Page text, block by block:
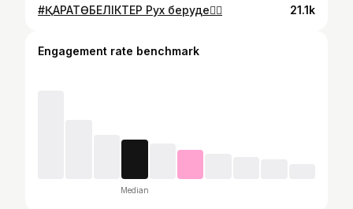
#ҚАРАТӨБЕЛІКТЕР Рух беруде✊🏻 21.1k
Engagement rate benchmark
Median